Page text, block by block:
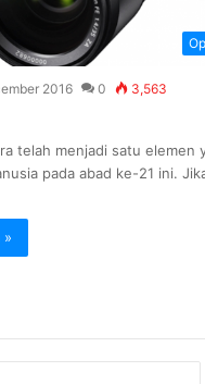
2016 0 3,563
telah menjadi satu elemen
pada abad ke-21 ini.
»